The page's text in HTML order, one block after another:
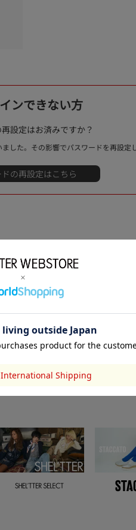
ンできない方
設定はお済みですか？
した。その影響でパスワードを再設定